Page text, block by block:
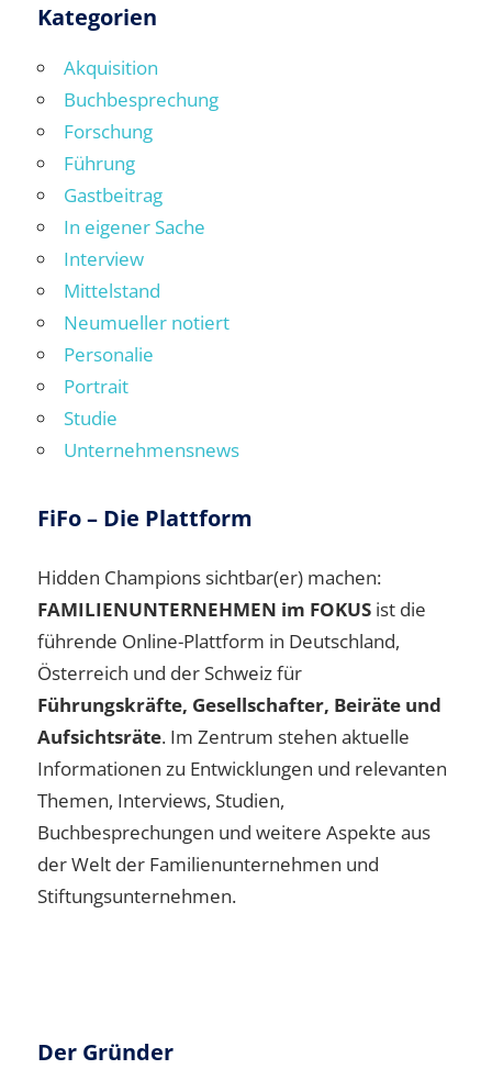
Kategorien
Akquisition
Buchbesprechung
Forschung
Führung
Gastbeitrag
In eigener Sache
Interview
Mittelstand
Neumueller notiert
Personalie
Portrait
Studie
Unternehmensnews
FiFo – Die Plattform
Hidden Champions sichtbar(er) machen:
FAMILIENUNTERNEHMEN im FOKUS ist die
führende Online-Plattform in Deutschland,
Österreich und der Schweiz für
Führungskräfte, Gesellschafter, Beiräte und
Aufsichtsräte. Im Zentrum stehen aktuelle
Informationen zu Entwicklungen und relevanten
Themen, Interviews, Studien,
Buchbesprechungen und weitere Aspekte aus
der Welt der Familienunternehmen und
Stiftungsunternehmen.
Der Gründer